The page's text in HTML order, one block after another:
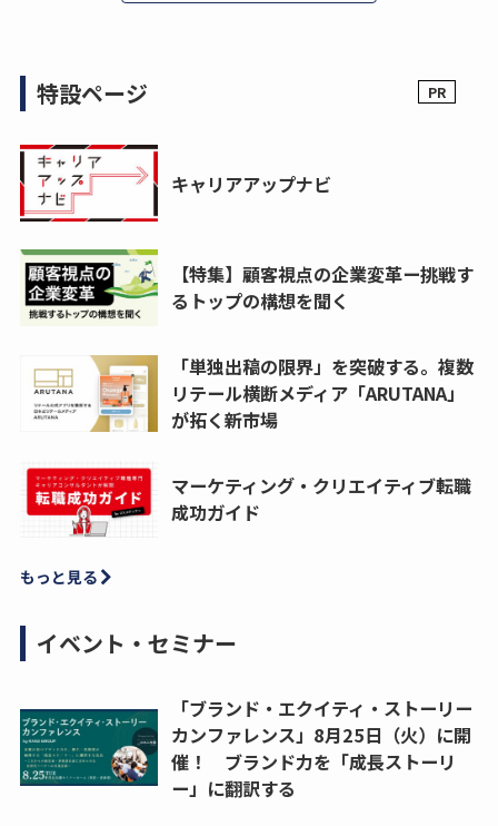
特設ページ
キャリアアップナビ
【特集】顧客視点の企業変革ー挑戦す
るトップの構想を聞く
「単独出稿の限界」を突破する。複数
リテール横断メディア「ARUTANA」
が拓く新市場
マーケティング・クリエイティブ転職
成功ガイド
もっと見る
イベント・セミナー
「ブランド・エクイティ・ストーリー
カンファレンス」8月25日（火）に開
催！ ブランド力を「成長ストーリ
ー」に翻訳する